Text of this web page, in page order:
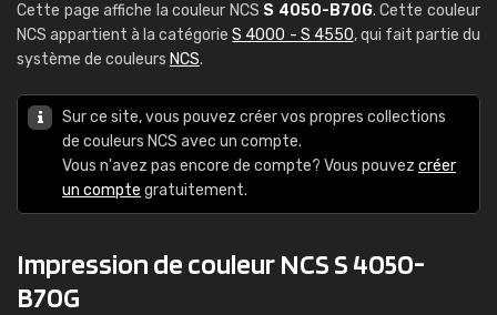
Cette page affiche la couleur NCS S 4050-B70G. Cette couleur
NCS appartient à la catégorieS 4000 - S 4550, qui fait partie du
système de couleurs NCS.
Sur ce site, vous pouvez créer vos propres collections
de couleurs NCS avec un compte.
Vous n'avez pas encore de compte? Vous pouvez créer
un compte gratuitement.
Impression de couleur NCS S 4050-
B70G